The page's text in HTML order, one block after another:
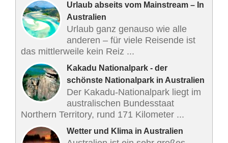
Urlaub abseits vom Mainstream – In
Australien
Urlaub ganz genauso wie alle
anderen – für viele Reisende ist
das mittlerweile kein Reiz ...
Kakadu Nationalpark - der
schönste Nationalpark in Australien
Der Kakadu-Nationalpark liegt im
australischen Bundesstaat
Northern Territory, rund 171 Kilometer ...
Wetter und Klima in Australien